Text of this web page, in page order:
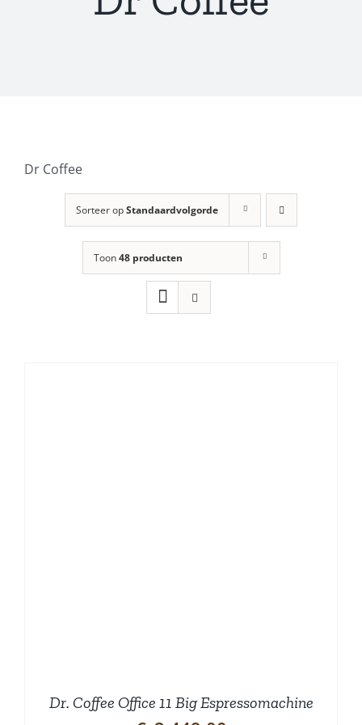
Dr Coffee
Sorteer opStandaardvolgorde
Toon48 producten
Dr. Coffee Office 11 Big Espressomachine